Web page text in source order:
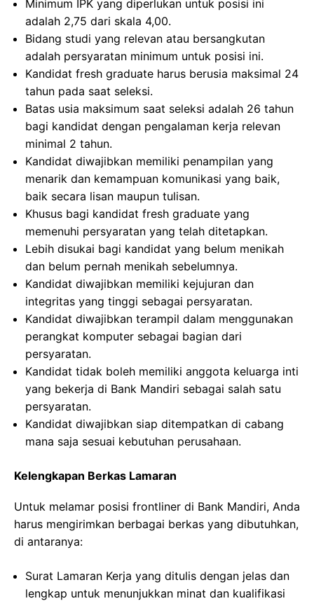
Minimum IPK yang diperlukan untuk posisi ini
adalah 2,75 dari skala 4,00.
Bidang studi yang relevan atau bersangkutan
adalah persyaratan minimum untuk posisi ini.
Kandidat fresh graduate harus berusia maksimal 24
tahun pada saat seleksi.
Batas usia maksimum saat seleksi adalah 26 tahun
bagi kandidat dengan pengalaman kerja relevan
minimal 2 tahun.
Kandidat diwajibkan memiliki penampilan yang
menarik dan kemampuan komunikasi yang baik,
baik secara lisan maupun tulisan.
Khusus bagi kandidat fresh graduate yang
memenuhi persyaratan yang telah ditetapkan.
Lebih disukai bagi kandidat yang belum menikah
dan belum pernah menikah sebelumnya.
Kandidat diwajibkan memiliki kejujuran dan
integritas yang tinggi sebagai persyaratan.
Kandidat diwajibkan terampil dalam menggunakan
perangkat komputer sebagai bagian dari
persyaratan.
Kandidat tidak boleh memiliki anggota keluarga inti
yang bekerja di Bank Mandiri sebagai salah satu
persyaratan.
Kandidat diwajibkan siap ditempatkan di cabang
mana saja sesuai kebutuhan perusahaan.
Kelengkapan Berkas Lamaran
Untuk melamar posisi frontliner di Bank Mandiri, Anda
harus mengirimkan berbagai berkas yang dibutuhkan,
di antaranya:
Surat Lamaran Kerja yang ditulis dengan jelas dan
lengkap untuk menunjukkan minat dan kualifikasi